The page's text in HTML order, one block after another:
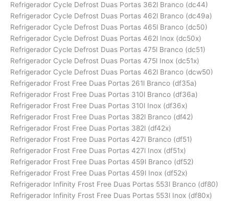
Refrigerador Cycle Defrost Duas Portas 362l Branco (dc44)
Refrigerador Cycle Defrost Duas Portas 462l Branco (dc49a)
Refrigerador Cycle Defrost Duas Portas 465l Branco (dc50)
Refrigerador Cycle Defrost Duas Portas 462l Inox (dc50x)
Refrigerador Cycle Defrost Duas Portas 475l Branco (dc51)
Refrigerador Cycle Defrost Duas Portas 475l Inox (dc51x)
Refrigerador Cycle Defrost Duas Portas 462l Branco (dcw50)
Refrigerador Frost Free Duas Portas 261l Branco (df35a)
Refrigerador Frost Free Duas Portas 310l Branco (df36a)
Refrigerador Frost Free Duas Portas 310l Inox (df36x)
Refrigerador Frost Free Duas Portas 382l Branco (df42)
Refrigerador Frost Free Duas Portas 382l (df42x)
Refrigerador Frost Free Duas Portas 427l Branco (df51)
Refrigerador Frost Free Duas Portas 427l Inox (df51x)
Refrigerador Frost Free Duas Portas 459l Branco (df52)
Refrigerador Frost Free Duas Portas 459l Inox (df52x)
Refrigerador Infinity Frost Free Duas Portas 553l Branco (df80)
Refrigerador Infinity Frost Free Duas Portas 553l Inox (df80x)